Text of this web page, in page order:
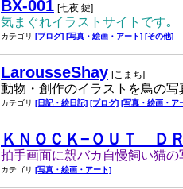
BX-001 [七夜 鍵]
気まぐれイラストサイトです｡
カテゴリ [ブログ] [写真・絵画・アート] [その他]
LarousseShay [こまち]
動物・創作のイラストを鳥の写
カテゴリ [日記・絵日記] [ブログ] [写真・絵画・ア
ＫＮＯＣＫ−ＯＵＴ Ｄ
拍手画面に親バカ自慢飼い猫の
カテゴリ [写真・絵画・アート]